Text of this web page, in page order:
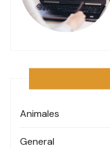
Animales
General